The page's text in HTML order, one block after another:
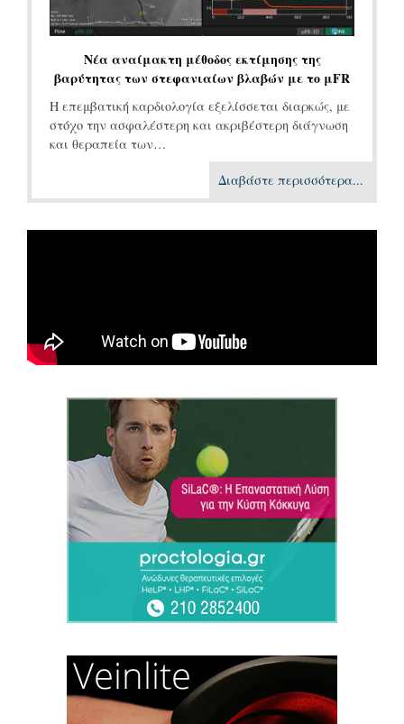
Νέα αναίμακτη μέθοδος εκτίμησης της
βαρύτητας των στεφανιαίων βλαβών με το μFR
Η επεμβατική καρδιολογία εξελίσσεται διαρκώς, με
στόχο την ασφαλέστερη και ακριβέστερη διάγνωση
και θεραπεία των…
Διαβάστε περισσότερα...